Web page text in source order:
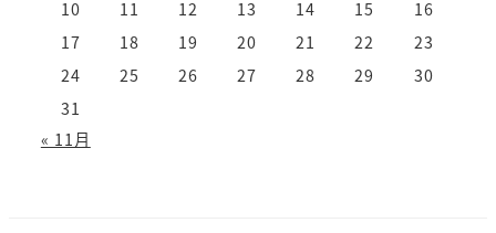
10
11 12 13 14 15
16
17
18 19 20 21 22
23
24
25 26 27 28 29
30
31
« 11月